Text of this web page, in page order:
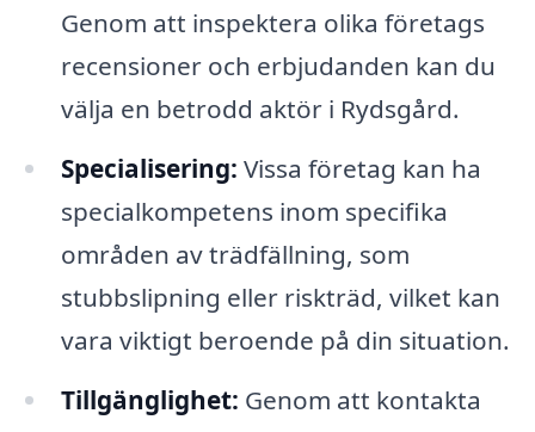
Genom att inspektera olika företags
recensioner och erbjudanden kan du
välja en betrodd aktör i Rydsgård.
Specialisering: Vissa företag kan ha
specialkompetens inom specifika
områden av trädfällning, som
stubbslipning eller riskträd, vilket kan
vara viktigt beroende på din situation.
Tillgänglighet: Genom att kontakta